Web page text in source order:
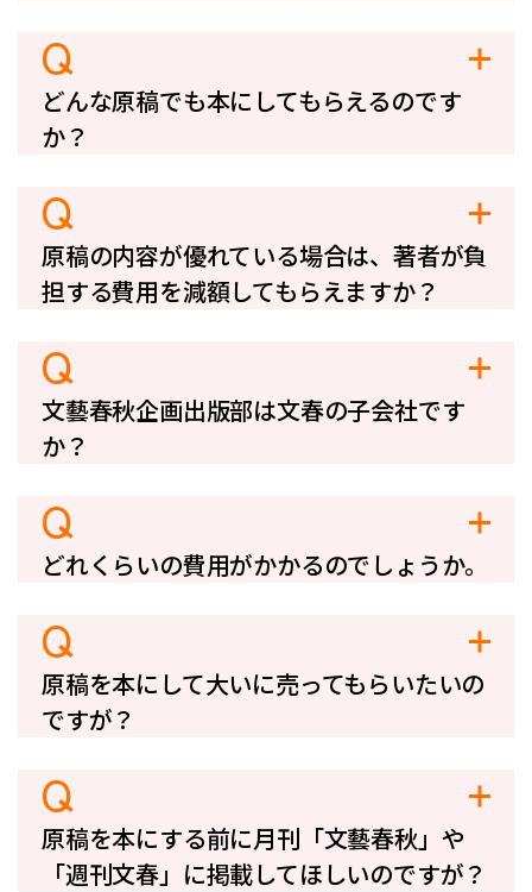
Q
どんな原稿でも本にしてもらえるのです
か？
Q
原稿の内容が優れている場合は、著者が負
担する費用を減額してもらえますか？
Q
文藝春秋企画出版部は文春の子会社です
か？
Q
どれくらいの費用がかかるのでしょうか。
Q
原稿を本にして大いに売ってもらいたいの
ですが？
Q
原稿を本にする前に月刊「文藝春秋」や
「週刊文春」に掲載してほしいのですが？